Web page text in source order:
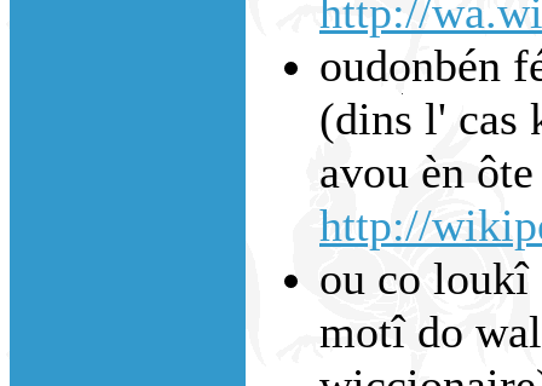
http://
oudonbén
(dins l' cas
avou èn
http://
ou co loukî
motî do